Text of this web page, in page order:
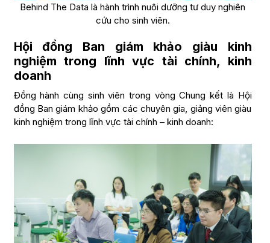
Behind The Data là hành trình nuôi dưỡng tư duy nghiên
cứu cho sinh viên.
Hội đồng Ban giám khảo giàu kinh
nghiệm trong lĩnh vực tài chính, kinh
doanh
Đồng hành cùng sinh viên trong vòng Chung kết là Hội
đồng Ban giám khảo gồm các chuyên gia, giảng viên giàu
kinh nghiệm trong lĩnh vực tài chính – kinh doanh: